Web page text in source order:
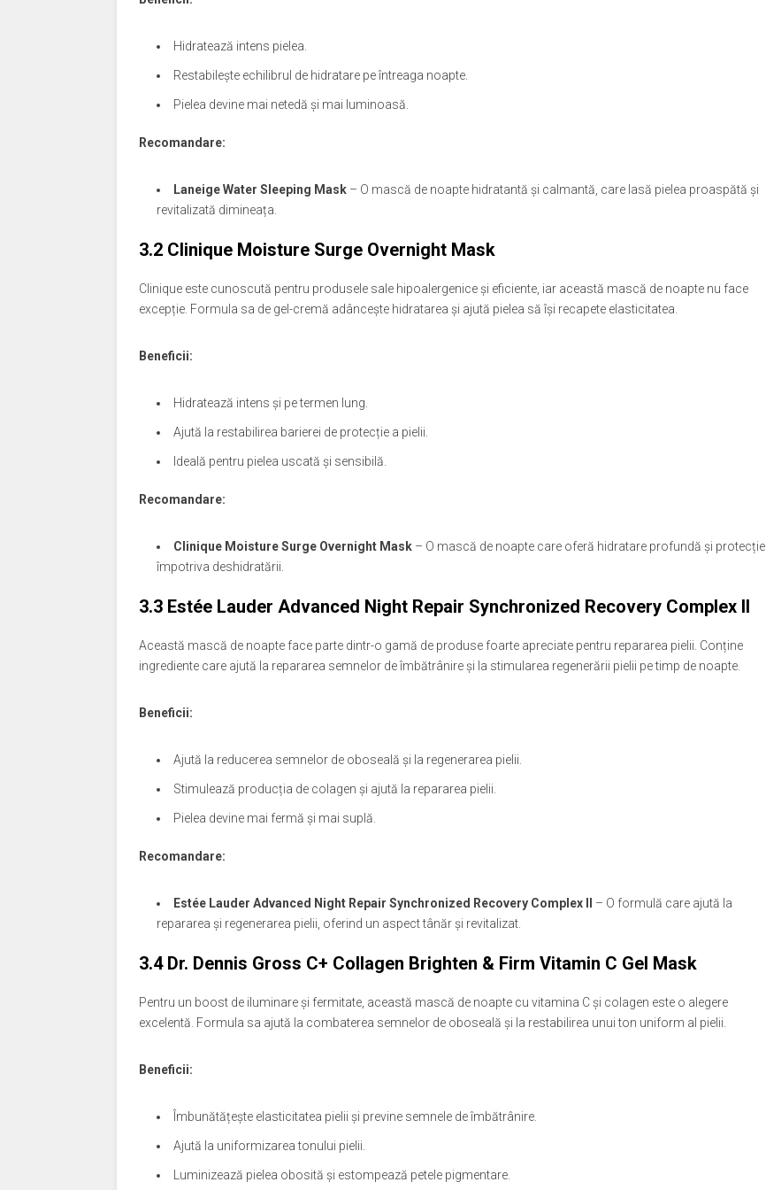
Hidratează intens pielea.
Restabilește echilibrul de hidratare pe întreaga noapte.
Pielea devine mai netedă și mai luminoasă.
Recomandare:
Laneige Water Sleeping Mask – O mască de noapte hidratantă și calmantă, care lasă pielea proaspătă și
revitalizată dimineața.
3.2 Clinique Moisture Surge Overnight Mask
Clinique este cunoscută pentru produsele sale hipoalergenice și eficiente, iar această mască de noapte nu face
excepție. Formula sa de gel-cremă adâncește hidratarea și ajută pielea să își recapete elasticitatea.
Beneficii:
Hidratează intens și pe termen lung.
Ajută la restabilirea barierei de protecție a pielii.
Ideală pentru pielea uscată și sensibilă.
Recomandare:
Clinique Moisture Surge Overnight Mask – O mască de noapte care oferă hidratare profundă și protecție
împotriva deshidratării.
3.3 Estée Lauder Advanced Night Repair Synchronized Recovery Complex II
Această mască de noapte face parte dintr-o gamă de produse foarte apreciate pentru repararea pielii. Conține
ingrediente care ajută la repararea semnelor de îmbătrânire și la stimularea regenerării pielii pe timp de noapte.
Beneficii:
Ajută la reducerea semnelor de oboseală și la regenerarea pielii.
Stimulează producția de colagen și ajută la repararea pielii.
Pielea devine mai fermă și mai suplă.
Recomandare:
Estée Lauder Advanced Night Repair Synchronized Recovery Complex II
– O formulă care ajută la
repararea și regenerarea pielii, oferind un aspect tânăr și revitalizat.
3.4 Dr. Dennis Gross C+ Collagen Brighten & Firm Vitamin C Gel Mask
Pentru un boost de iluminare și fermitate, această mască de noapte cu vitamina C și colagen este o alegere
excelentă. Formula sa ajută la combaterea semnelor de oboseală și la restabilirea unui ton uniform al pielii.
Beneficii:
Îmbunătățește elasticitatea pielii și previne semnele de îmbătrânire.
Ajută la uniformizarea tonului pielii.
Luminizează pielea obosită și estompează petele pigmentare.